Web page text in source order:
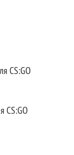
CS:GO
CS:GO